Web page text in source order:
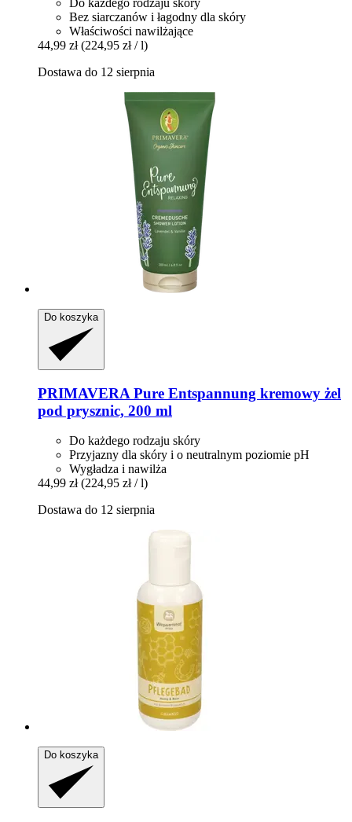
Do każdego rodzaju skóry
Bez siarczanów i łagodny dla skóry
Właściwości nawilżające
44,99 zł (224,95 zł / l)
Dostawa do 12 sierpnia
Do koszyka
PRIMAVERA Pure Entspannung kremowy żel
pod prysznic, 200 ml
Do każdego rodzaju skóry
Przyjazny dla skóry i o neutralnym poziomie pH
Wygładza i nawilża
44,99 zł (224,95 zł / l)
Dostawa do 12 sierpnia
Do koszyka